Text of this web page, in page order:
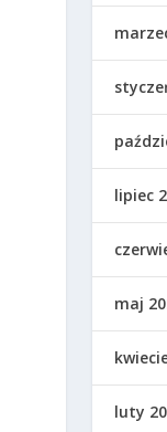
lipiec
maj
luty